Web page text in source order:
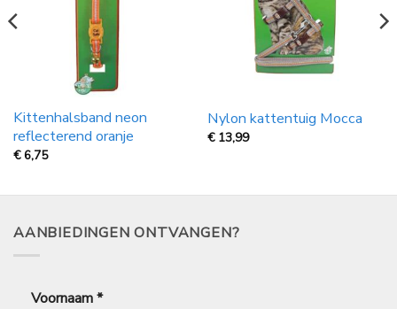
Kittenhalsband neon
reflecterend oranje
€6,75
Nylon kattentuig Mocca
€ 13,99
AANBIEDINGEN ONTVANGEN?
Voornaam*